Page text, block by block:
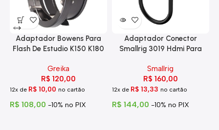
Adaptador Bowens Para
Flash De Estudio K150 K180
Greika
R$ 120,00
12x de R$ 10,00 no cartão
R$ 108,00 -10% no PIX
Adaptador Conector
Smallrig 3019 Hdmi Para
Smallrig
R$ 160,00
12x de R$13,33 no cartão
R$ 144,00 -10% no PIX